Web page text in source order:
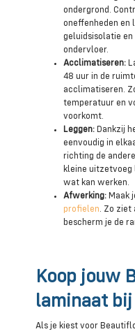
ondergrond.
oneffenheden en
geluidsisolatie
ondervloer.
Acclimatiseren:
48 uur in de
acclimatiseren.
temperatuur en
voorkomt.
Leggen: Dankzij
eenvoudig in
richting de
kleine uitzetvoeg
wat kan werken.
Afwerking: Maak
profielen. Zo ziet
bescherm je de
Koop jouw
laminaat
Als je kiest voor